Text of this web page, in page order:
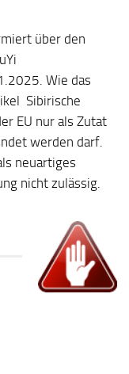
über den
Wie das
Sibirische
EU nur als Zutat
werden darf.
neuartiges
nicht zulässig.